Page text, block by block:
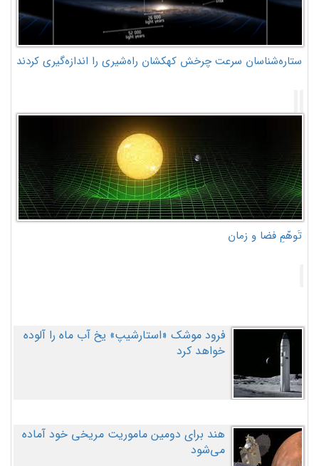
ستاره‌شناسان سرعت چرخش کهکشان راه‌شیری را اندازه‌گیری کردند
تَوهّمِ فضا و زمان
فرود موشک «استارشیپ» یخ آب ماه را آلوده
خواهد کرد
هند برای دومین ماموریت مریخی خود آماده
می‌شود